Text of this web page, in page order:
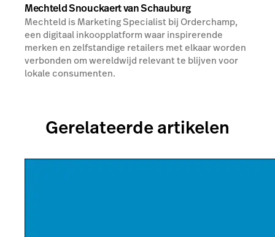
Mechteld Snouckaert van Schauburg
Mechteld is Marketing Specialist bij Orderchamp,
een digitaal inkoopplatform waar inspirerende
merken en zelfstandige retailers met elkaar worden
verbonden om wereldwijd relevant te blijven voor
lokale consumenten.
Gerelateerde artikelen